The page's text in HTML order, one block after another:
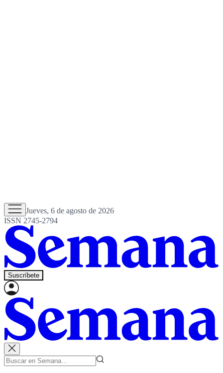
Jueves, 6 de agosto de 2026
ISSN 2745-2794
Suscríbete